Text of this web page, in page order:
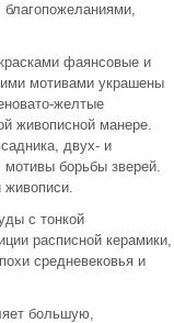
благопожеланиями,
фаян­совые и
моти­вами украшены
желтые
живописной манере.
двух- и
борьбы зверей.
живописи.
с тонкой
расписной керамики,
средневековья и
большую,